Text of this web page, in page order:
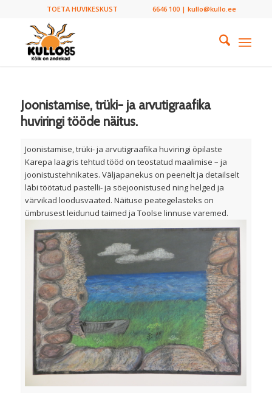
TOETA HUVIKESKUST 6646 100 | kullo@kullo.ee
Joonistamise, trüki- ja arvutigraafika
huviringi tööde näitus.
Joonistamise, trüki- ja arvutigraafika huviringi õpilaste
Karepa laagris tehtud tööd on teostatud maalimise – ja
joonistustehnikates. Väljapanekus on peenelt ja detailselt
läbi töötatud pastelli- ja söejoonistused ning helged ja
värvikad loodusvaated. Näituse peategelasteks on
ümbrusest leidunud taimed ja Toolse linnuse varemed.